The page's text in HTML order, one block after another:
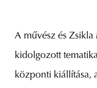
A művész és
kidolgozott
központi kiállítása,